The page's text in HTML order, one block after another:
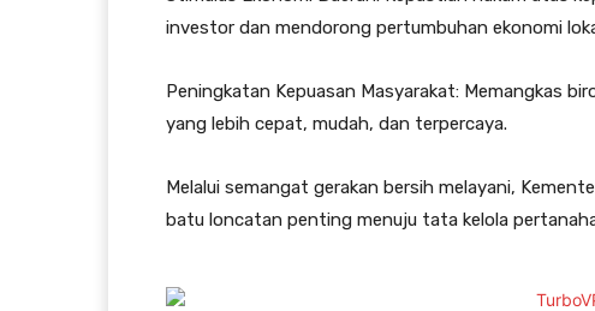
investor dan mendorong pertumbuhan ekonomi
Peningkatan Kepuasan Masyarakat: Memangkas
yang lebih cepat, mudah, dan terpercaya.
Melalui semangat gerakan bersih melayani,
batu loncatan penting menuju tata kelola